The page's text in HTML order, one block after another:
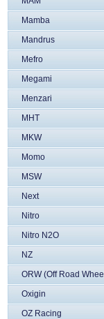
Mamba
Mandrus
Mefro
Megami
Menzari
MHT
MKW
Momo
MSW
Next
Nitro
Nitro N2O
NZ
ORW (Off Road
Oxigin
OZ Racing